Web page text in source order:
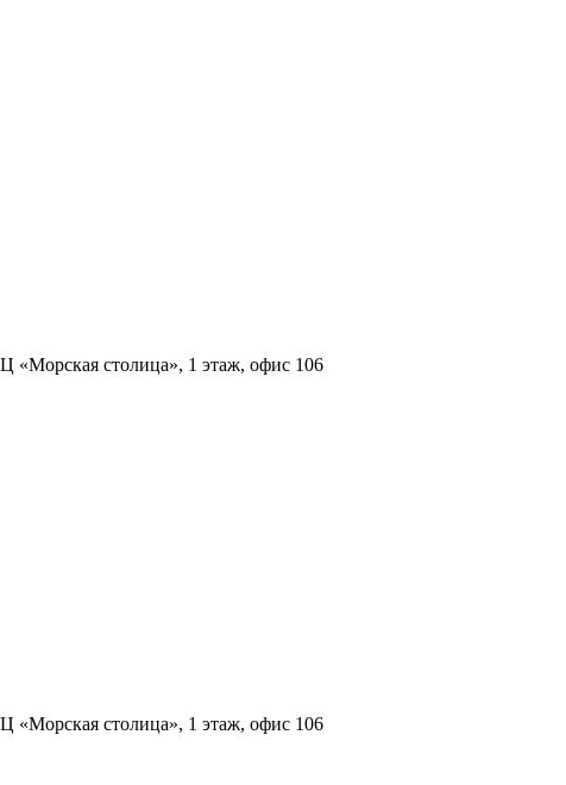
«Морская столица», 1 этаж, офис 106
«Морская столица», 1 этаж, офис 106